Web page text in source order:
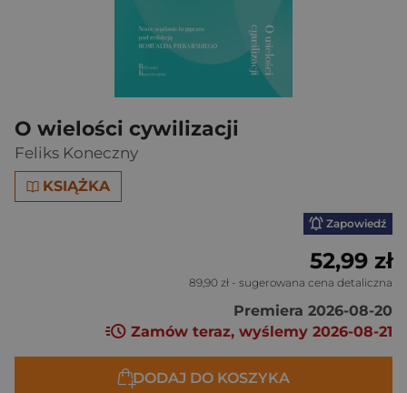
O wielości cywilizacji
Feliks Koneczny
KSIĄŻKA
Zapowiedź
52,99 zł
89,90 zł - sugerowana cena detaliczna
Premiera 2026-08-20
Zamów teraz, wyślemy 2026-08-21
DODAJ DO KOSZYKA